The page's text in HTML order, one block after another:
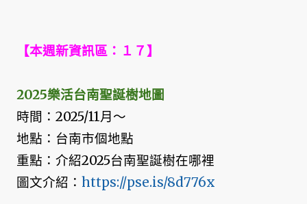
【本週新資訊區：１７】
2025樂活台南聖誕樹地圖
時間：2025/11月～
地點：台南市個地點
重點：介紹2025台南聖誕樹在哪裡
圖文介紹： https://pse.is/8d776x